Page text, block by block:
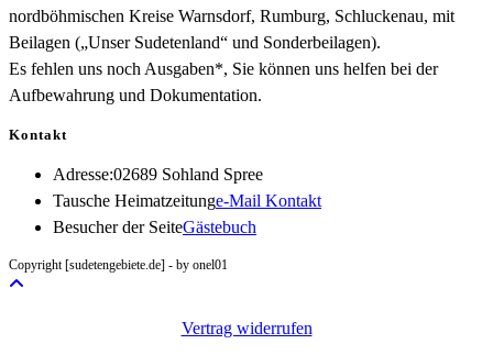
nordböhmischen Kreise Warnsdorf, Rumburg, Schluckenau, mit
Beilagen („Unser Sudetenland“ und Sonderbeilagen).
Es fehlen uns noch Ausgaben*, Sie können uns helfen bei der
Aufbewahrung und Dokumentation.
Kontakt
Adresse:02689 Sohland Spree
Tausche Heimatzeitunge-Mail KontaktOpens
Besucher der SeiteGästebuch
Copyright [sudetengebiete.de] - by onel01
Vertrag widerrufen